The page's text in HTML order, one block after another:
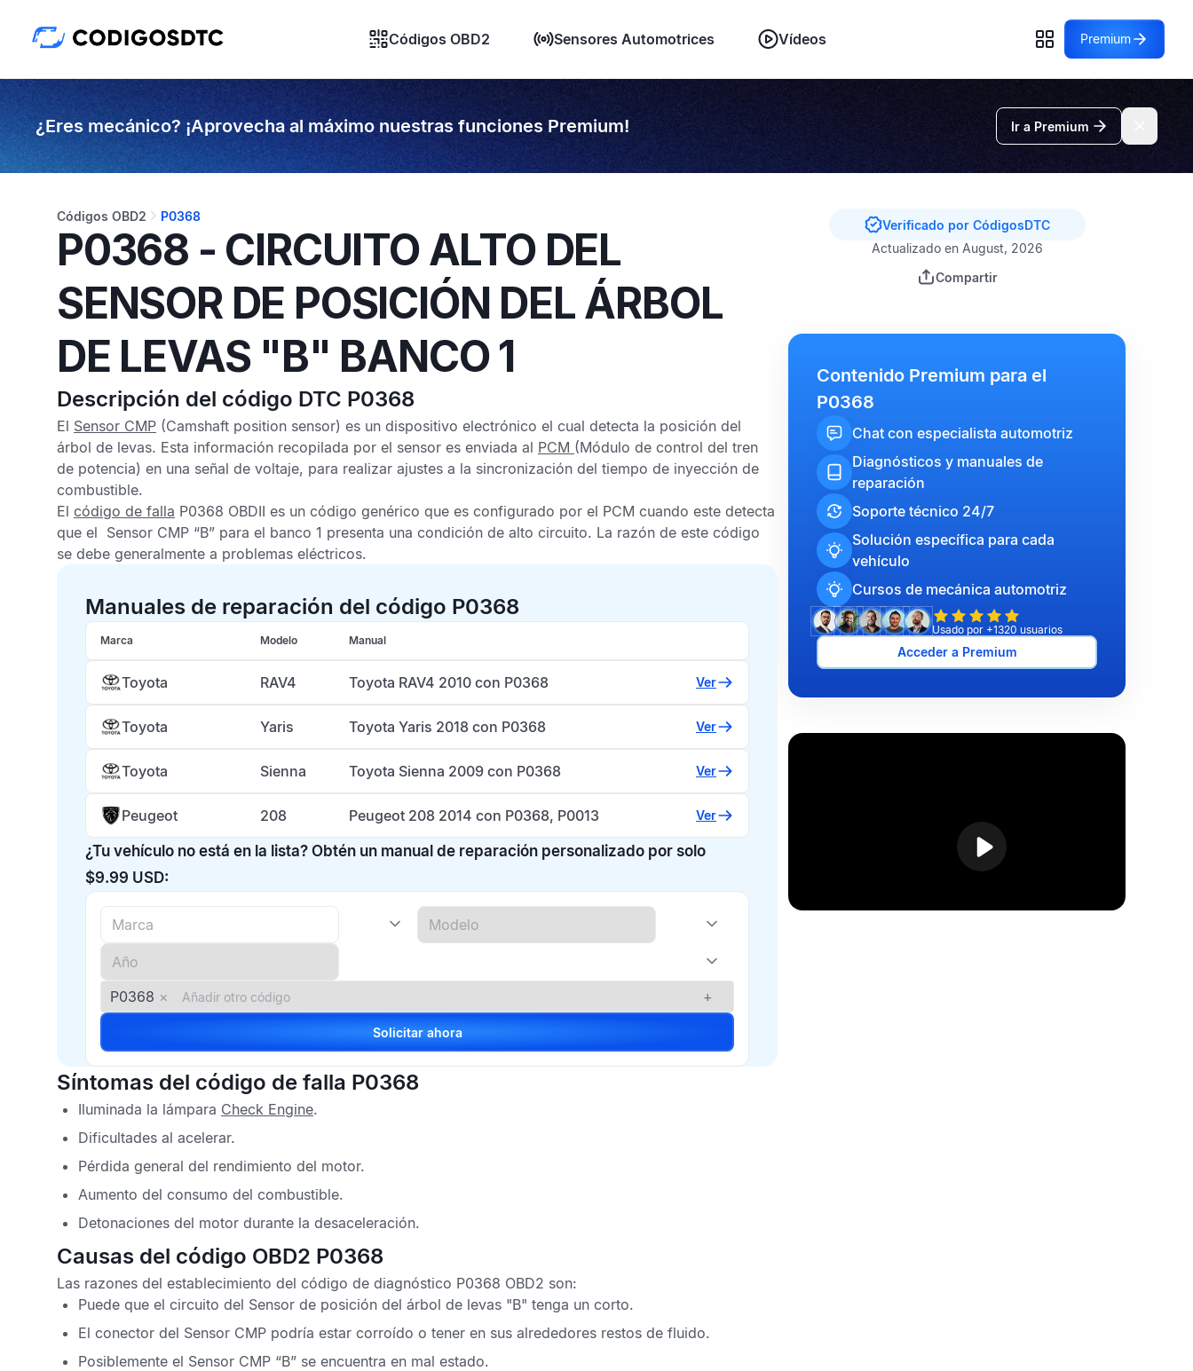
Códigos OBD2 Sensores Automotrices Vídeos Premium
¿Eres mecánico? ¡Aprovecha al máximo nuestras funciones Premium! Ir a Premium
Códigos OBD2 P0368
P0368 - CIRCUITO ALTO DEL
SENSOR DE POSICIÓN DEL ÁRBOL
DE LEVAS "B" BANCO 1
Descripción del código DTC P0368
El Sensor CMP (Camshaft position sensor) es un dispositivo electrónico el cual detecta la posición del
árbol de levas. Esta información recopilada por el sensor es enviada al PCM (Módulo de control del tren
de potencia) en una señal de voltaje, para realizar ajustes a la sincronización del tiempo de inyección de
combustible.
El código de falla P0368 OBDII es un código genérico que es configurado por el PCM cuando este detecta
que el Sensor CMP “B” para el banco 1 presenta una condición de alto circuito. La razón de este código
se debe generalmente a problemas eléctricos.
Manuales de reparación del código P0368
Marca Modelo Manual
Toyota RAV4 Toyota RAV4 2010 con P0368 Ver
Toyota Yaris Toyota Yaris 2018 con P0368 Ver
Toyota Sienna Toyota Sienna 2009 con P0368 Ver
Peugeot 208 Peugeot 208 2014 con P0368, P0013 Ver
¿Tu vehículo no está en la lista? Obtén un manual de reparación personalizado por solo
$9.99 USD:
P0368 × +
Solicitar ahora
Síntomas del código de falla P0368
Iluminada la lámpara Check Engine.
Dificultades al acelerar.
Pérdida general del rendimiento del motor.
Aumento del consumo del combustible.
Detonaciones del motor durante la desaceleración.
Causas del código OBD2 P0368
Las razones del establecimiento del código de diagnóstico P0368 OBD2 son:
Puede que el circuito del Sensor de posición del árbol de levas "B" tenga un corto.
El conector del Sensor CMP podría estar corroído o tener en sus alrededores restos de fluido.
Posiblemente el Sensor CMP “B” se encuentra en mal estado.
Verificado por CódigosDTC
Actualizado en August, 2026
Compartir
Contenido Premium para el
P0368
Chat con especialista automotriz
Diagnósticos y manuales de
reparación
Soporte técnico 24/7
Solución específica para cada
vehículo
Cursos de mecánica automotriz
Usado por +1320 usuarios
Acceder a Premium